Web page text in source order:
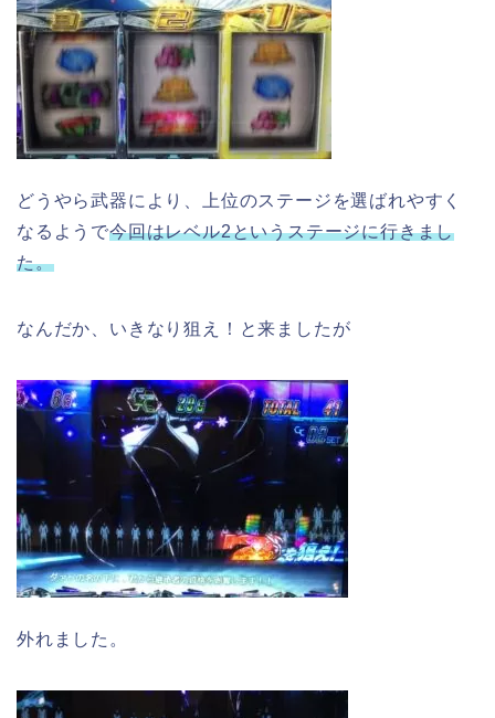
どうやら武器により、上位のステージを選ばれやすく
なるようで今回はレベル2というステージに行きまし
た。
なんだか、いきなり狙え！と来ましたが
外れました。